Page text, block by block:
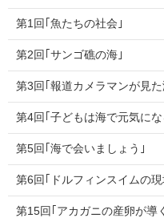
第1回｢魚たちの社会｣
第2回｢サンゴ礁の海｣
第3回｢報道カメラマンが見た
第4回｢子どもは海で元気にな
第5回｢海で会いましょう｣
第6回｢ドルフィンスイムの現
第15回｢アカガニの産卵が導